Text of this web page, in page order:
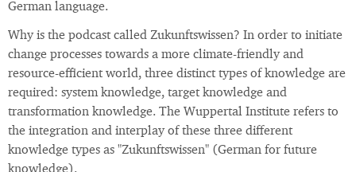
German language.
Why is the podcast called Zukunftswissen? In order to initiate
change processes towards a more climate-friendly and
resource-efficient world, three distinct types of knowledge are
required: system knowledge, target knowledge and
transformation knowledge. The Wuppertal Institute refers to
the integration and interplay of these three different
knowledge types as "Zukunftswissen" (German for future